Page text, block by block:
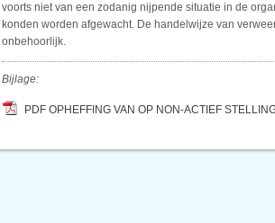
voorts niet van een zodanig nijpende situatie in de
konden worden afgewacht. De handelwijze van
onbehoorlijk.
Bijlage:
PDF OPHEFFING VAN OP NON-ACTIEF